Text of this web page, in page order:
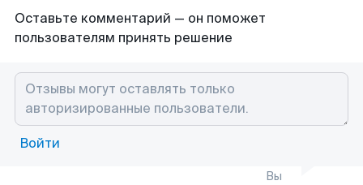
Оставьте комментарий — он поможет
пользователям принять решение
Войти
Вы